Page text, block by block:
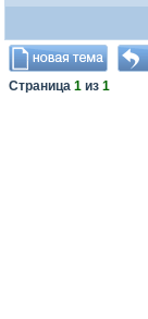
Страница 1 из 1